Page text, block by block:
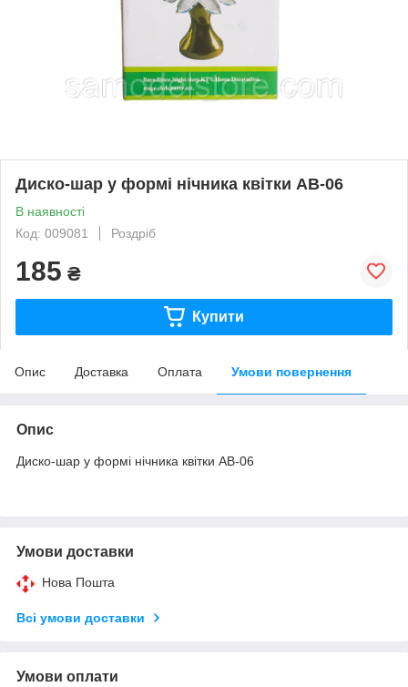
Диско-шар у формі нічника квітки AB-06
В наявності
Код: 009081
Роздріб
185 ₴
Купити
Опис Доставка Оплата Умови повернення
Опис
Диско-шар у формі нічника квітки AB-06
Умови доставки
Нова Пошта
Всі умови доставки
Умови оплати